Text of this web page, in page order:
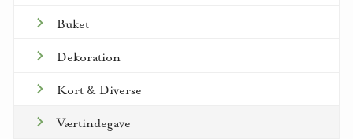
Buket
Dekoration
Kort & Diverse
Værtindegave